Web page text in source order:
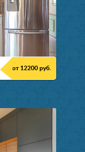
от 12200 руб.